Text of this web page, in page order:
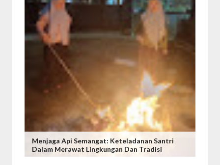
Menjaga Api Semangat: Keteladanan Santri
Dalam Merawat Lingkungan Dan Tradisi